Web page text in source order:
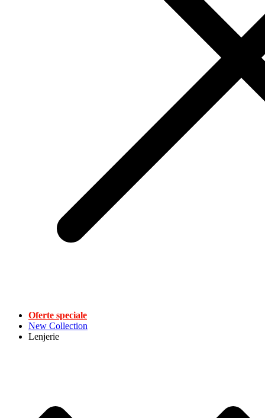
Oferte speciale
New Collection
Lenjerie